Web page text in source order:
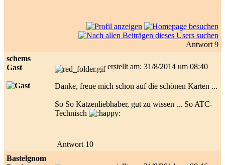
Antwort 9
schems
Gast
erstellt am: 31/8/2014 um 08:40
Danke, freue mich schon auf die schönen Karten ...
So So Katzenliebhaber, gut zu wissen ... So ATC-
Technisch
Antwort 10
Bastelgnom